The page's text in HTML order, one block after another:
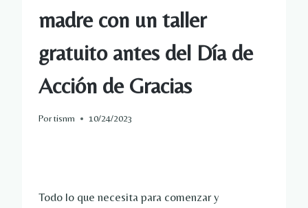
madre con un taller
gratuito antes del Día de
Acción de Gracias
Portisnm 10/24/2023
Todo lo que necesita para comenzar y